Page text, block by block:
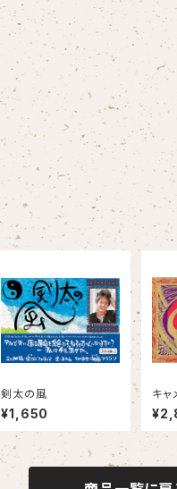
剣太の風
¥1,650
キャ
る